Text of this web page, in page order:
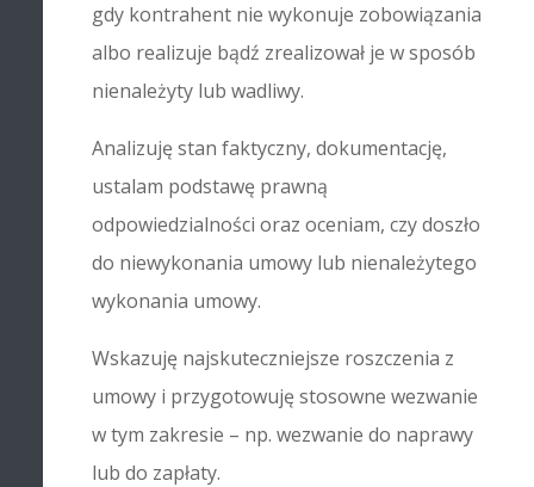
gdy kontrahent nie wykonuje zobowiązania
albo realizuje bądź zrealizował je w sposób
nienależyty lub wadliwy.
Analizuję stan faktyczny, dokumentację,
ustalam podstawę prawną
odpowiedzialności oraz oceniam, czy doszło
do niewykonania umowy lub nienależytego
wykonania umowy.
Wskazuję najskuteczniejsze roszczenia z
umowy i przygotowuję stosowne wezwanie
w tym zakresie – np. wezwanie do naprawy
lub do zapłaty.